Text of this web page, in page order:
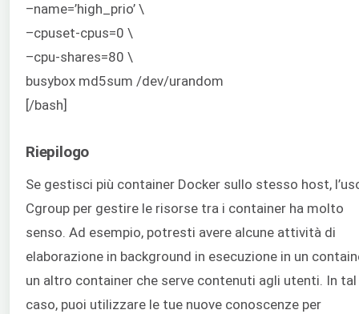
–name=’high_prio’ \
–cpuset-cpus=0 \
–cpu-shares=80 \
busybox md5sum /dev/urandom
[/bash]
Riepilogo
Se gestisci più container Docker sullo stesso host,
Cgroup per gestire le risorse tra i container ha molto
senso. Ad esempio, potresti avere alcune attività di
elaborazione in background in esecuzione in un
un altro container che serve contenuti agli utenti. In tal
caso, puoi utilizzare le tue nuove conoscenze per